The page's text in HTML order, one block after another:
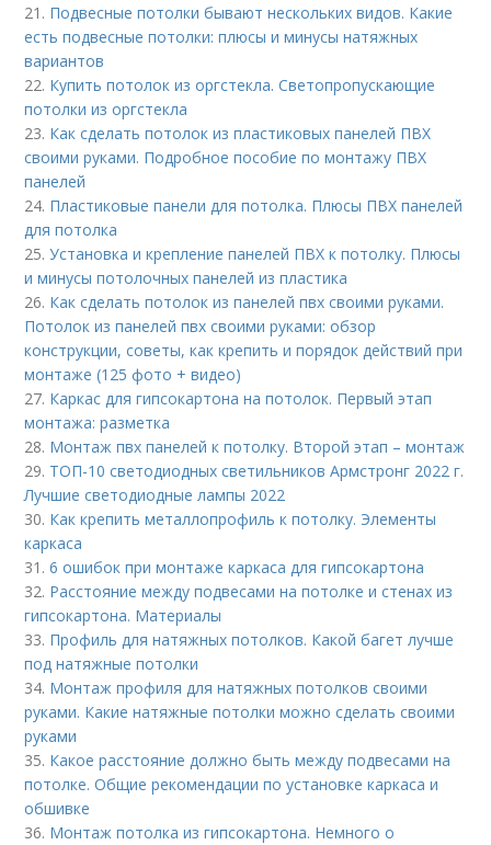
21. Подвесные потолки бывают нескольких видов. Какие
есть подвесные потолки: плюсы и минусы натяжных
вариантов
22. Купить потолок из оргстекла. Светопропускающие
потолки из оргстекла
23. Как сделать потолок из пластиковых панелей ПВХ
своими руками. Подробное пособие по монтажу ПВХ
панелей
24. Пластиковые панели для потолка. Плюсы ПВХ панелей
для потолка
25.Установка и крепление панелей ПВХ к потолку. Плюсы
и минусы потолочных панелей из пластика
26. Как сделать потолок из панелей пвх своими руками.
Потолок из панелей пвх своими руками: обзор
конструкции, советы, как крепить и порядок действий при
монтаже (125 фото + видео)
27. Каркас для гипсокартона на потолок. Первый этап
монтажа: разметка
28. Монтаж пвх панелей к потолку. Второй этап – монтаж
29. ТОП-10 светодиодных светильников Армстронг 2022 г.
Лучшие светодиодные лампы 2022
30. Как крепить металлопрофиль к потолку. Элементы
каркаса
31.6 ошибок при монтаже каркаса для гипсокартона
32. Расстояние между подвесами на потолке и стенах из
гипсокартона. Материалы
33. Профиль для натяжных потолков. Какой багет лучше
под натяжные потолки
34. Монтаж профиля для натяжных потолков своими
руками. Какие натяжные потолки можно сделать своими
руками
35. Какое расстояние должно быть между подвесами на
потолке. Общие рекомендации по установке каркаса и
обшивке
36. Монтаж потолка из гипсокартона. Немного о